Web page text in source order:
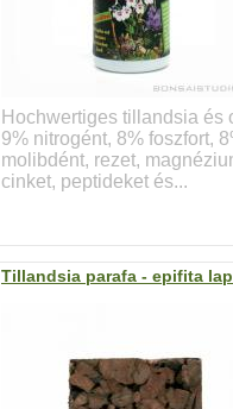
Hochwertiges tillandsia és
9% nitrogént, 8% foszfort,
molibdént, rezet,
cinket, peptideket és...
Tillandsia parafa - epifita